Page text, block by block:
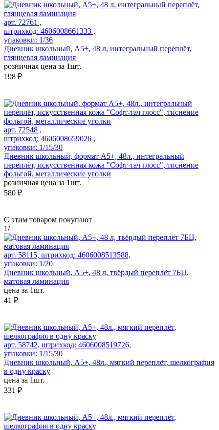
арт. 72761 ,
штрихкод: 4606008661333 ,
упаковки: 1/36
Дневник школьный, А5+, 48 л, интегральный переплёт,
глянцевая ламинация
розничная цена за 1шт.
198 ₽
арт. 72548 ,
штрихкод: 4606008659026 ,
упаковки: 1/15/30
Дневник школьный, формат А5+, 48л., интегральный
переплёт, искусственная кожа "Софт-тач глосс", тиснение
фольгой, металлические уголки
розничная цена за 1шт.
580 ₽
С этим товаром покупают
1/
арт. 58115, штрихкод: 4606008513588,
упаковки: 1/20
Дневник школьный, А5+, 48 л, твёрдый переплёт 7БЦ,
матовая ламинация
цена за 1шт.
41 ₽
арт. 58742, штрихкод: 4606008519726,
упаковки: 1/15/30
Дневник школьный, А5+, 48л., мягкий переплёт, шелкография
в одну краску
цена за 1шт.
331 ₽